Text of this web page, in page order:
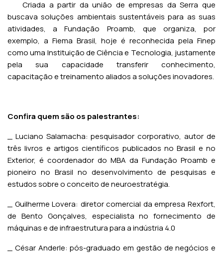
Criada a partir da união de empresas da Serra que
buscava soluções ambientais sustentáveis para as suas
atividades, a Fundação Proamb, que organiza, por
exemplo, a Fiema Brasil, hoje é reconhecida pela Finep
como uma Instituição de Ciência e Tecnologia, justamente
pela sua capacidade transferir conhecimento,
capacitação e treinamento aliados a soluções inovadores.
Confira quem são os palestrantes:
_ Luciano Salamacha: pesquisador corporativo, autor de
três livros e artigos científicos publicados no Brasil e no
Exterior, é coordenador do MBA da Fundação Proamb e
pioneiro no Brasil no desenvolvimento de pesquisas e
estudos sobre o conceito de neuroestratégia.
_ Guilherme Lovera: diretor comercial da empresa Rexfort,
de Bento Gonçalves, especialista no fornecimento de
máquinas e de infraestrutura para a indústria 4.0
_ César Anderle: pós-graduado em gestão de negócios e